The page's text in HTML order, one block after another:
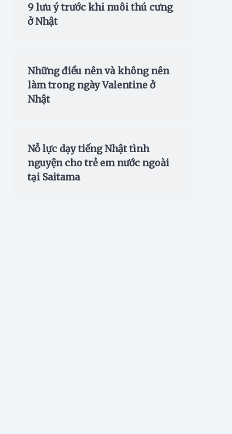
9 lưu ý trước khi nuôi thú cưng
ở Nhật
Những điều nên và không nên
làm trong ngày Valentine ở
Nhật
Nỗ lực dạy tiếng Nhật tình
nguyện cho trẻ em nước ngoài
tại Saitama